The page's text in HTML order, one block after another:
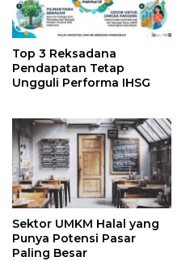
Top 3 Reksadana
Pendapatan Tetap
Ungguli Performa IHSG
Sektor UMKM Halal yang
Punya Potensi Pasar
Paling Besar